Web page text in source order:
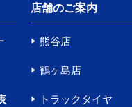
店舗のご案内
熊谷店
鶴ヶ島店
トラックタイヤ